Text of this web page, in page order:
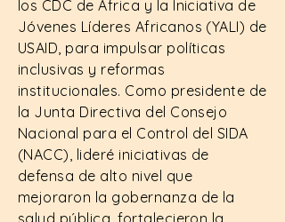
los CDC de África y la Iniciativa de
Jóvenes Líderes Africanos (YALI) de
USAID, para impulsar políticas
inclusivas y reformas
institucionales. Como presidente de
la Junta Directiva del Consejo
Nacional para el Control del SIDA
(NACC), lideré iniciativas de
defensa de alto nivel que
mejoraron la gobernanza de la
salud pública, fortalecieron la